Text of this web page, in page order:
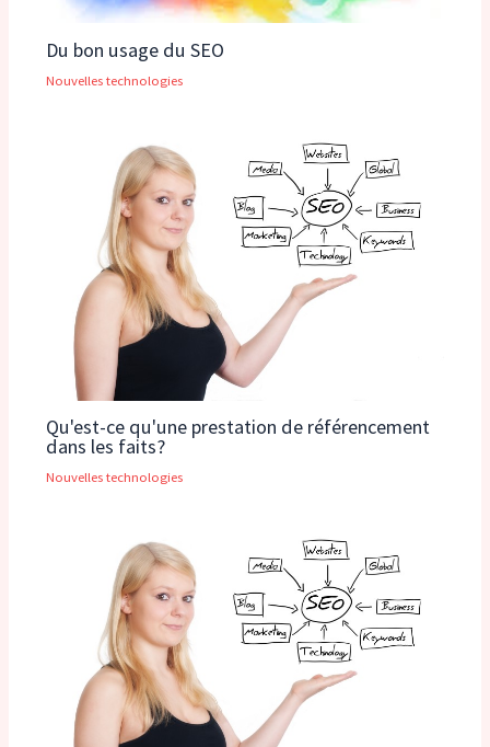
Du bon usage du SEO
Nouvelles technologies
Qu'est-ce qu'une prestation de référencement
dans les faits?
Nouvelles technologies